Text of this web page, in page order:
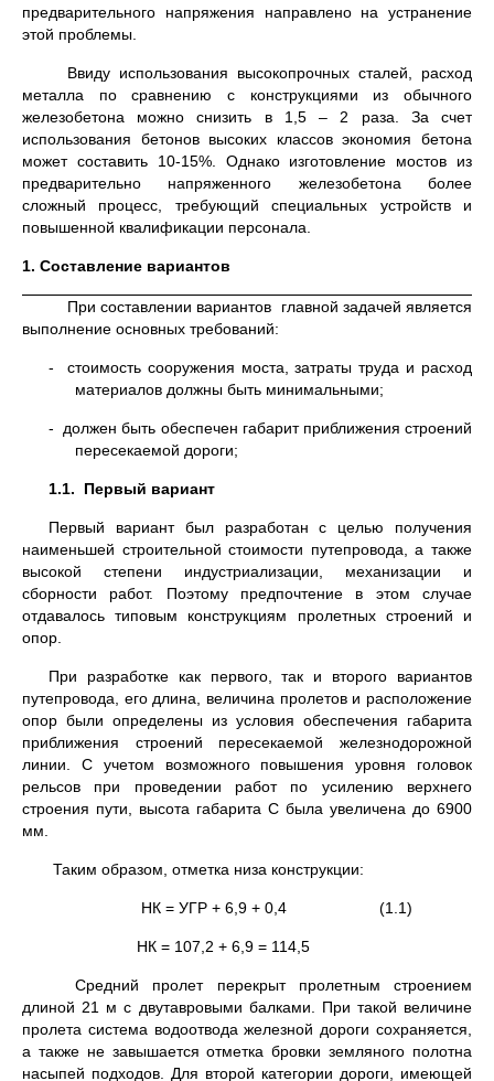
предварительного напряжения направлено на устранение
этой проблемы.
Ввиду использования высокопрочных сталей, расход
металла по сравнению с конструкциями из обычного
железобетона можно снизить в 1,5 – 2 раза. За счет
использования бетонов высоких классов экономия бетона
может составить 10-15%. Однако изготовление мостов из
предварительно напряженного железобетона более
сложный процесс, требующий специальных устройств и
повышенной квалификации персонала.
1. Составление вариантов
При составлении вариантов главной задачей является
выполнение основных требований:
- стоимость сооружения моста, затраты труда и расход
материалов должны быть минимальными;
- должен быть обеспечен габарит приближения строений
пересекаемой дороги;
1.1. Первый вариант
Первый вариант был разработан с целью получения
наименьшей строительной стоимости путепровода, а также
высокой степени индустриализации, механизации и
сборности работ. Поэтому предпочтение в этом случае
отдавалось типовым конструкциям пролетных строений и
опор.
При разработке как первого, так и второго вариантов
путепровода, его длина, величина пролетов и расположение
опор были определены из условия обеспечения габарита
приближения строений пересекаемой железнодорожной
линии. С учетом возможного повышения уровня головок
рельсов при проведении работ по усилению верхнего
строения пути, высота габарита С была увеличена до 6900
мм.
Таким образом, отметка низа конструкции:
НК = УГР + 6,9 + 0,4 (1.1)
НК = 107,2 + 6,9 = 114,5
Средний пролет перекрыт пролетным строением
длиной 21 м с двутавровыми балками. При такой величине
пролета система водоотвода железной дороги сохраняется,
а также не завышается отметка бровки земляного полотна
насыпей подходов. Для второй категории дороги, имеющей